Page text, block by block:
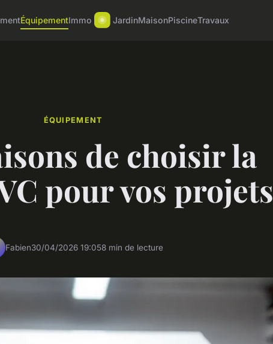
ÉquipementImmo JardinMaisonPiscineTravaux
ÉQUIPEMENT
de choisir la
pour vos projets
Fabien30/04/2026 19:058 min de lecture